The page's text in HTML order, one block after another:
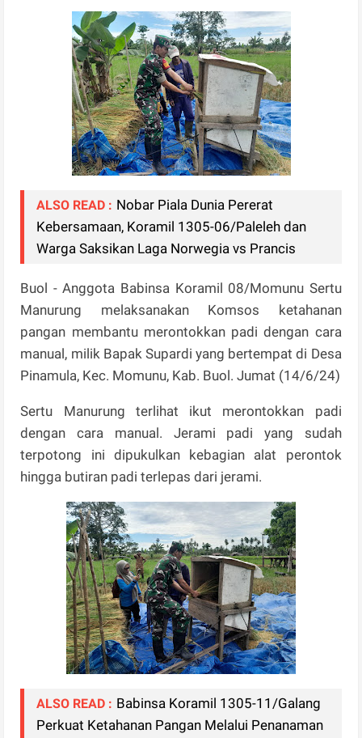
ALSO READ : Nobar Piala Dunia Pererat
Kebersamaan, Koramil 1305-06/Paleleh dan
Warga Saksikan Laga Norwegia vs Prancis
Buol - Anggota Babinsa Koramil 08/Momunu Sertu
Manurung melaksanakan Komsos ketahanan
pangan membantu merontokkan padi dengan cara
manual, milik Bapak Supardi yang bertempat di Desa
Pinamula, Kec. Momunu, Kab. Buol. Jumat (14/6/24)
Sertu Manurung terlihat ikut merontokkan padi
dengan cara manual. Jerami padi yang sudah
terpotong ini dipukulkan kebagian alat perontok
hingga butiran padi terlepas dari jerami.
ALSO READ : Babinsa Koramil 1305-11/Galang
Perkuat Ketahanan Pangan Melalui Penanaman